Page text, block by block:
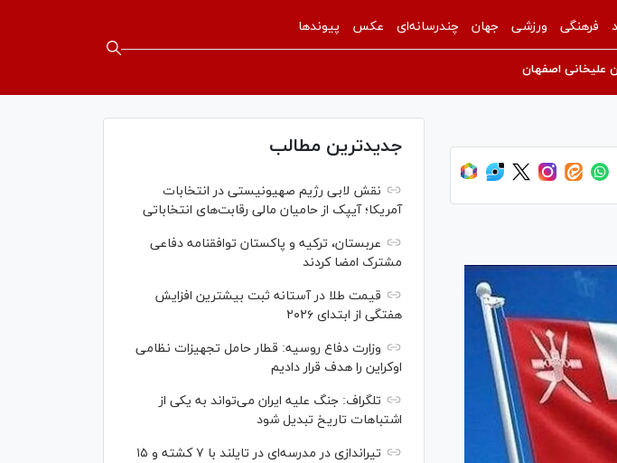
فرهنگی ورزشی جهان چندرسانه‌ای عکس پیوندها
علیخانی اصفهان
جدیدترین مطالب
نقش لابی رژیم صهیونیستی در انتخابات
آمریکا؛ آیپک از حامیان مالی رقابت‌های انتخاباتی
عربستان، ترکیه و پاکستان توافقنامه دفاعی
مشترک امضا کردند
قیمت طلا در آستانه ثبت بیشترین افزایش
هفتگی از ابتدای ۲۰۲۶
وزارت دفاع روسیه: قطار حامل تجهیزات نظامی
اوکراین را هدف قرار دادیم
تلگراف: جنگ علیه ایران می‌تواند به یکی از
اشتباهات تاریخ تبدیل شود
تیراندازی در مدرسه‌ای در تایلند با ۷ کشته و ۱۵